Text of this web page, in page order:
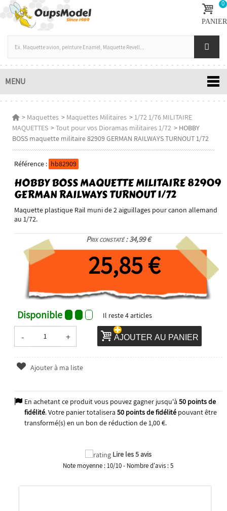
0
PANIER
MENU
> Maquettes > Maquettes Militaires >1/72 1/76 MILITAIRE
MAQUETTES >Tout pour vos Dioramas militaires 1/72 > HOBBY
BOSS maquette militaire 82909 GERMAN RAILWAYS TURNOUT 1/72
Référence : hb82909
HOBBY BOSS MAQUETTE MILITAIRE 82909
GERMAN RAILWAYS TURNOUT 1/72
Maquette plastique Rail muni de 2 aiguillages pour canon allemand
au 1/72.
Prix constaté : 34,99 €
25,85 €
Disponible Il reste4articles
- + AJOUTER AU PANIER
Ajouter à ma liste
En achetant ce produit vous pouvez gagner jusqu'à 50points de
fidélité. Votre panier totalisera 50points de fidélitépouvant être
transformé(s) en un bon de réduction de1,00 €.
Lire les 5 avis
Note moyenne :10/10- Nombre d'avis :5